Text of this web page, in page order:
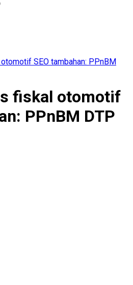
SEO tambahan: PPnBM
fiskal otomotif
PPnBM DTP